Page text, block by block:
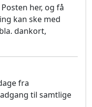
her, og få
kan ske med
dankort,
fra
til samtlige